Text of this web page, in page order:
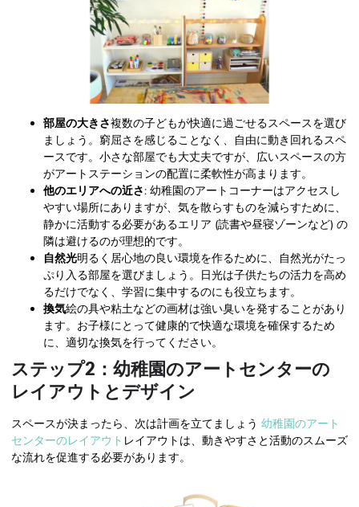
部屋の大きさ複数の子どもが快適に過ごせるスペースを選び
ましょう。窮屈さを感じることなく、自由に動き回れるスペ
ースです。小さな部屋でも大丈夫ですが、広いスペースの方
がアートステーションの配置に柔軟性が高まります。
他のエリアへの近さ: 幼稚園のアートコーナーはアクセスし
やすい場所にありますが、気を散らすものを減らすために、
静かに活動する必要があるエリア (読書や昼寝ゾーンなど) の
隣は避けるのが理想的です。
自然光明るく居心地の良い環境を作るために、自然光がたっ
ぷり入る部屋を選びましょう。日光は子供たちの活力を高め
るだけでなく、学習に集中するのにも役立ちます。
換気絵の具や粘土などの画材は強い臭いを発することがあり
ます。お子様にとって健康的で快適な環境を確保するため
に、適切な換気を行ってください。
ステップ2：幼稚園のアートセンターの
レイアウトとデザイン
スペースが決まったら、次は計画を立てましょう 幼稚園のアート
センターのレイアウト レイアウトは、動きやすさと活動のスムーズ
な流れを促進する必要があります。